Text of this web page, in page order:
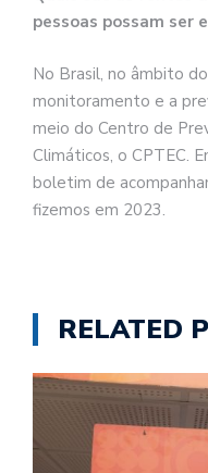
pessoas possam ser
No Brasil, no âmbito
monitoramento e a
meio do Centro de
Climáticos, o CPTEC.
boletim de
fizemos em 2023.
RELATED